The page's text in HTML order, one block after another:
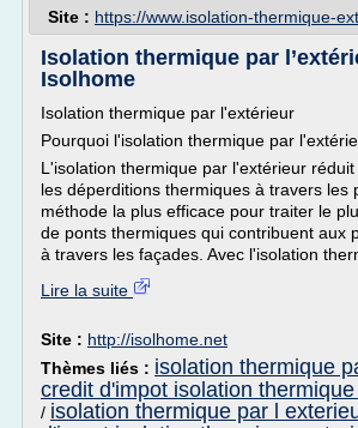
Site : https://www.isolation-thermique-
Isolation thermique par
Isolhome
Isolation thermique par l'extérieur
Pourquoi l'isolation thermique par
L'isolation thermique par l'extérieur
les déperditions thermiques à travers les
méthode la plus efficace pour traiter le
de ponts thermiques qui contribuent aux
à travers les façades. Avec l'isolation
Lire la suite
Site : http://isolhome.net
Thèmes liés : isolation thermique
credit d'impot isolation
/ isolation thermique par l